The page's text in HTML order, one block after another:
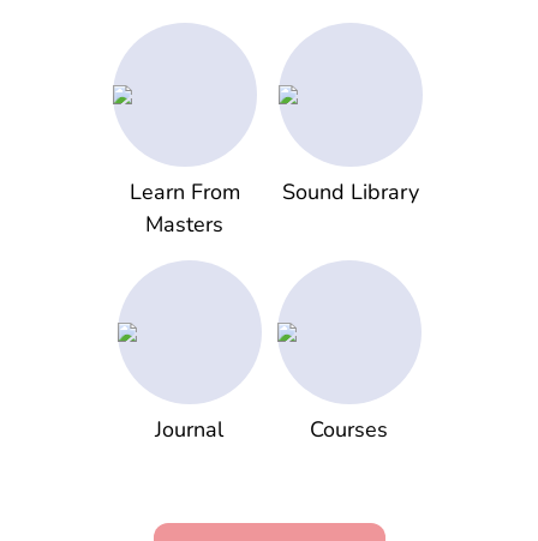
Learn From
Masters
Sound Library
Journal Courses